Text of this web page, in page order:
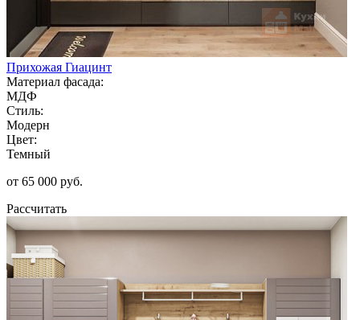
Прихожая Гиацинт
Материал фасада:
МДФ
Стиль:
Модерн
Цвет:
Темный
от 65 000 руб.
Рассчитать